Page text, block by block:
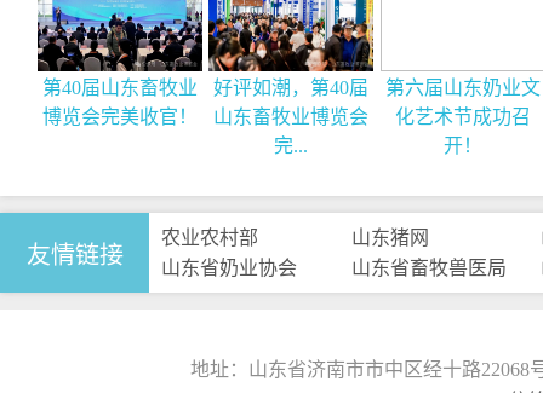
第40届山东畜牧业
博览会完美收官！
好评如潮，第40届
山东畜牧业博览会
完...
第六届山东奶业文
化艺术节成功召
开！
友情链接
农业农村部 山东猪网
山东省奶业协会
山东省畜牧兽医局
地址：山东省济南市市中区经十路